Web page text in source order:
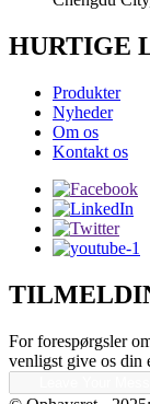
HURTIGE
Produkter
Nyheder
Om os
Kontakt os
For forespørgsler
venligst give os din